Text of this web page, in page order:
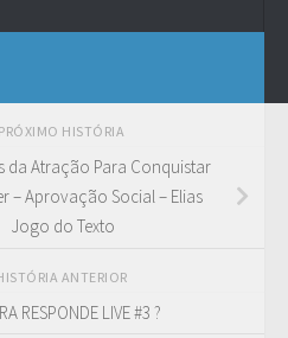
PRÓXIMO HISTÓRIA
da Atração Para Conquistar
– Aprovação Social – Elias
Jogo do Texto
ANTERIOR
RESPONDE LIVE #3 ?